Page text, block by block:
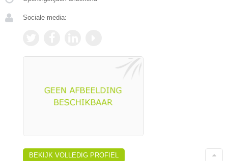
Sociale media:
BEKIJK VOLLEDIG PROFIEL